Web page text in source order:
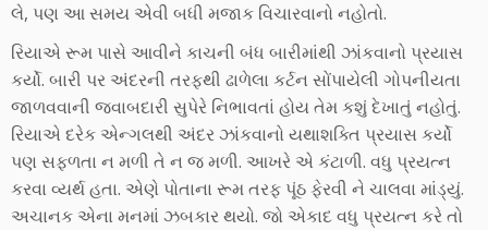
લે, પણ આ સમય એવી બધી મજાક વિચારવાનો નહોતો.
રિયાએ રૂમ પાસે આવીને કાચની બંધ બારીમાંથી ઝાંકવાનો પ્રયાસ
કર્યો. બારી પર અંદરની તરફથી ઢાળેલા કર્ટન સોંપાયેલી ગોપનીયતા
જાળવવાની જવાબદારી સુપેરે નિભાવતાં હોય તેમ કશું દેખાતું નહોતું.
રિયાએ દરેક એન્ગલથી અંદર ઝાંકવાનો યથાશક્તિ પ્રયાસ કર્યો
પણ સફળતા ન મળી તે ન જ મળી. આખરે એ કંટાળી. વધુ પ્રયત્ન
કરવા વ્યર્થ હતા. એણે પોતાના રૂમ તરફ પૂંઠ ફેરવી ને ચાલવા માંડ્યું.
અચાનક એના મનમાં ઝબકાર થયો. જો એકાદ વધુ પ્રયત્ન કરે તો